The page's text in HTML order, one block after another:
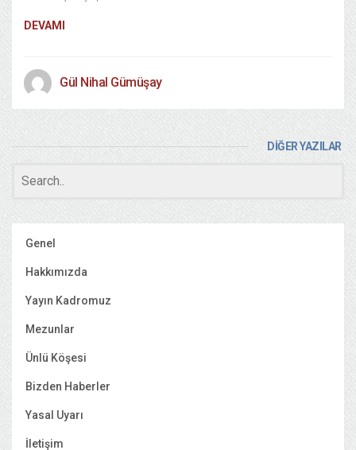
DEVAMI
Gül Nihal Gümüşay
DİĞER YAZILAR
Genel
Hakkımızda
Yayın Kadromuz
Mezunlar
Ünlü Köşesi
Bizden Haberler
Yasal Uyarı
İletişim